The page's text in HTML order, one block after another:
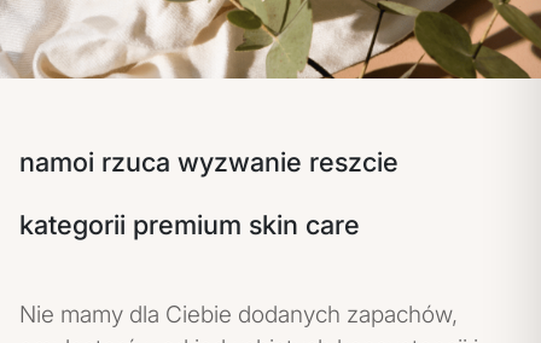
namoi rzuca wyzwanie reszcie
kategorii premium skin care
Nie mamy dla Ciebie dodanych zapachów,